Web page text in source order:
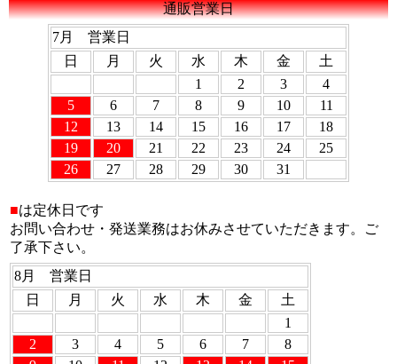
通販営業日
7月 営業日
日
月 火 水 木 金
土
1
2 3
4
5
6 7 8 9 10
11
12
13 14 15 16 17
18
19
20 21 22 23 24
25
26
27 28 29 30 31
■は定休日です
お問い合わせ・発送業務はお休みさせていただきます。ご
了承下さい。
8月 営業日
日
月 火 水 木 金
土
1
2
3 4 5 6 7
8